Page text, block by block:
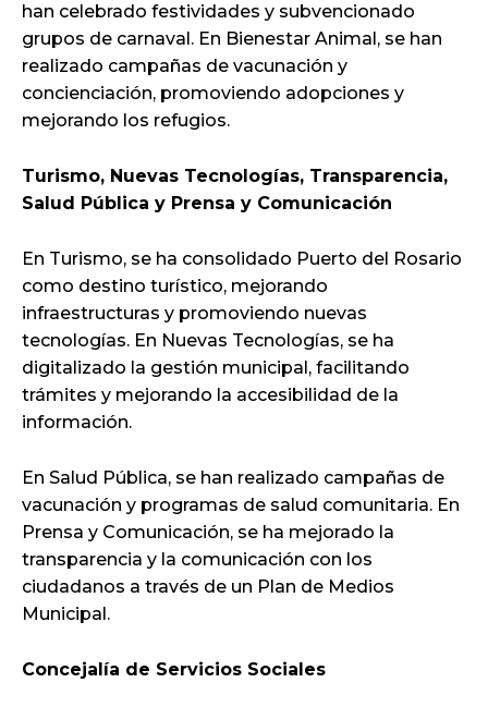
han celebrado festividades y subvencionado
grupos de carnaval. En Bienestar Animal, se han
realizado campañas de vacunación y
concienciación, promoviendo adopciones y
mejorando los refugios.
Turismo, Nuevas Tecnologías, Transparencia,
Salud Pública y Prensa y Comunicación
En Turismo, se ha consolidado Puerto del Rosario
como destino turístico, mejorando
infraestructuras y promoviendo nuevas
tecnologías. En Nuevas Tecnologías, se ha
digitalizado la gestión municipal, facilitando
trámites y mejorando la accesibilidad de la
información.
En Salud Pública, se han realizado campañas de
vacunación y programas de salud comunitaria. En
Prensa y Comunicación, se ha mejorado la
transparencia y la comunicación con los
ciudadanos a través de un Plan de Medios
Municipal.
Concejalía de Servicios Sociales